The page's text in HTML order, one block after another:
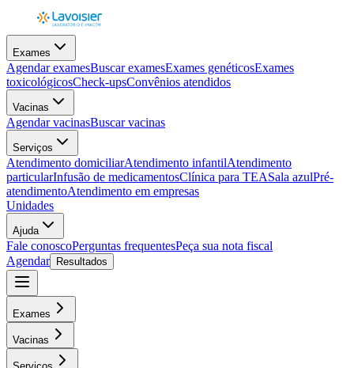
Exames
Agendar examesBuscar examesExames genéticosExames
toxicológicosCheck-upsConvênios atendidos
Vacinas
Agendar vacinasBuscar vacinas
Serviços
Atendimento domiciliarAtendimento infantilAtendimento
particularInfusão de medicamentosClínica para TEASala azulPré-
atendimentoAtendimento em empresas
Unidades
Ajuda
Fale conoscoPerguntas frequentesPeça sua nota fiscal
Agendar
Resultados
Exames
Vacinas